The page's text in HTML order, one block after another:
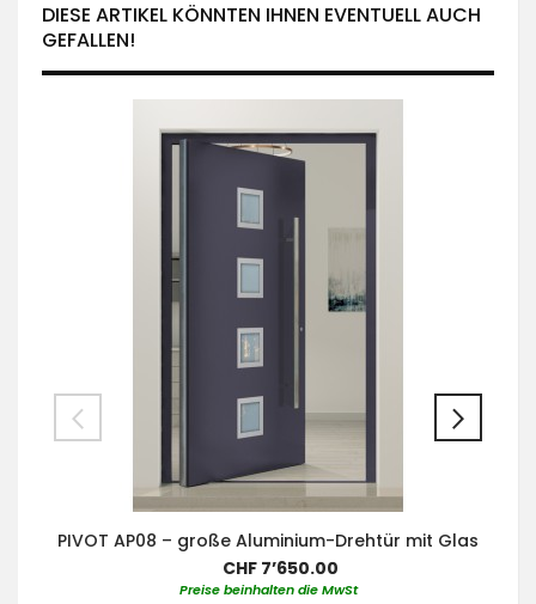
DIESE ARTIKEL KÖNNTEN IHNEN EVENTUELL AUCH
GEFALLEN!
PIVOT AP08 – große Aluminium-Drehtür mit Glas
CHF 7’650.00
Preise beinhalten die MwSt